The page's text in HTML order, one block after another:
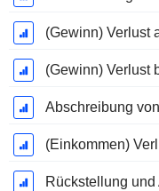
(Einkommen)